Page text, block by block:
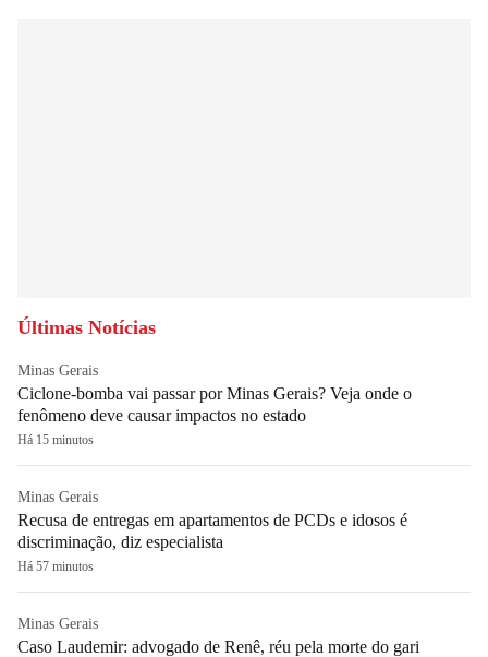
Últimas Notícias
Minas Gerais
Ciclone-bomba vai passar por Minas Gerais? Veja onde o
fenômeno deve causar impactos no estado
Há 15 minutos
Minas Gerais
Recusa de entregas em apartamentos de PCDs e idosos é
discriminação, diz especialista
Há 57 minutos
Minas Gerais
Caso Laudemir: advogado de Renê, réu pela morte do gari